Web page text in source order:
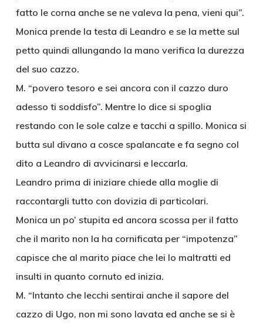
fatto le corna anche se ne valeva la pena, vieni qui”.
Monica prende la testa di Leandro e se la mette sul
petto quindi allungando la mano verifica la durezza
del suo cazzo.
M. “povero tesoro e sei ancora con il cazzo duro
adesso ti soddisfo”. Mentre lo dice si spoglia
restando con le sole calze e tacchi a spillo. Monica si
butta sul divano a cosce spalancate e fa segno col
dito a Leandro di avvicinarsi e leccarla.
Leandro prima di iniziare chiede alla moglie di
raccontargli tutto con dovizia di particolari.
Monica un po’ stupita ed ancora scossa per il fatto
che il marito non la ha cornificata per “impotenza”
capisce che al marito piace che lei lo maltratti ed
insulti in quanto cornuto ed inizia.
M. “Intanto che lecchi sentirai anche il sapore del
cazzo di Ugo, non mi sono lavata ed anche se si è